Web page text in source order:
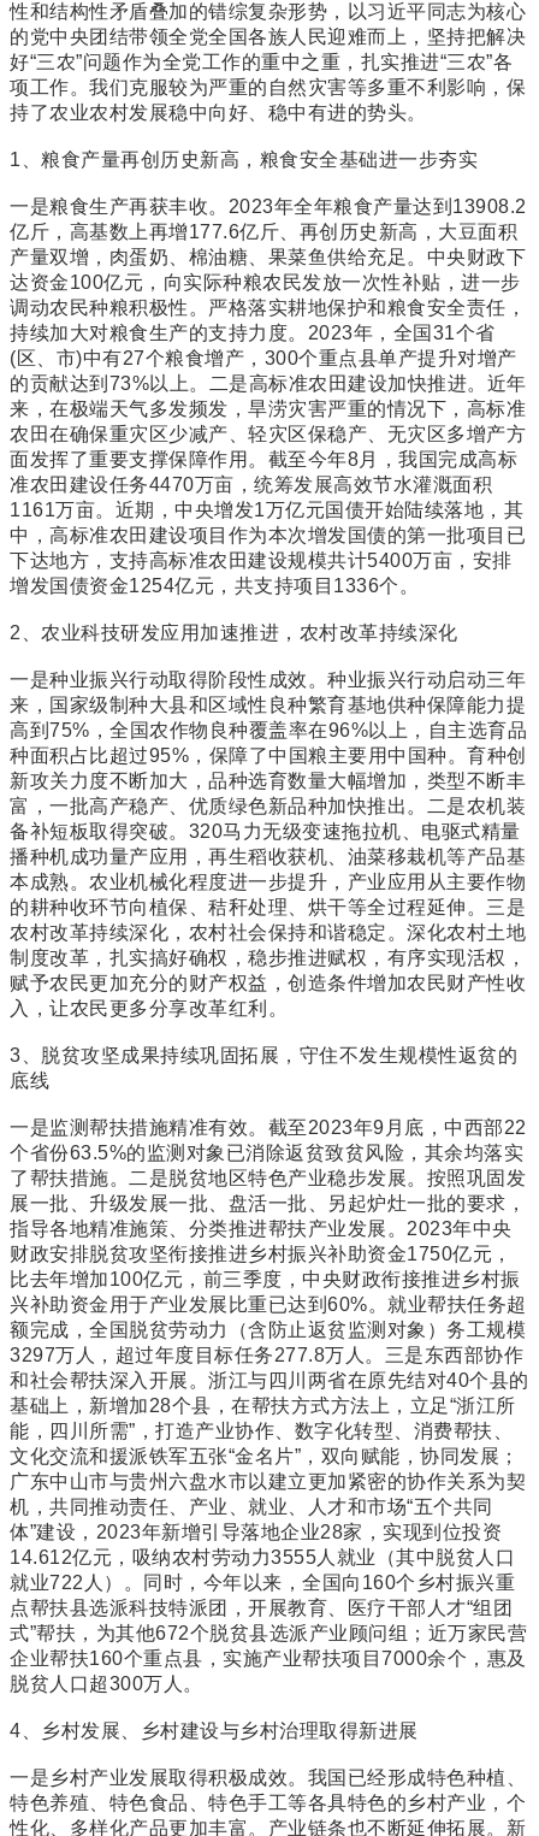
性和结构性矛盾叠加的错综复杂形势，以习近平同志为核心
的党中央团结带领全党全国各族人民迎难而上，坚持把解决
好“三农”问题作为全党工作的重中之重，扎实推进“三农”各
项工作。我们克服较为严重的自然灾害等多重不利影响，保
持了农业农村发展稳中向好、稳中有进的势头。
1、粮食产量再创历史新高，粮食安全基础进一步夯实
一是粮食生产再获丰收。2023年全年粮食产量达到13908.2
亿斤，高基数上再增177.6亿斤、再创历史新高，大豆面积
产量双增，肉蛋奶、棉油糖、果菜鱼供给充足。中央财政下
达资金100亿元，向实际种粮农民发放一次性补贴，进一步
调动农民种粮积极性。严格落实耕地保护和粮食安全责任，
持续加大对粮食生产的支持力度。2023年，全国31个省
(区、市)中有27个粮食增产，300个重点县单产提升对增产
的贡献达到73%以上。二是高标准农田建设加快推进。近年
来，在极端天气多发频发，旱涝灾害严重的情况下，高标准
农田在确保重灾区少减产、轻灾区保稳产、无灾区多增产方
面发挥了重要支撑保障作用。截至今年8月，我国完成高标
准农田建设任务4470万亩，统筹发展高效节水灌溉面积
1161万亩。近期，中央增发1万亿元国债开始陆续落地，其
中，高标准农田建设项目作为本次增发国债的第一批项目已
下达地方，支持高标准农田建设规模共计5400万亩，安排
增发国债资金1254亿元，共支持项目1336个。
2、农业科技研发应用加速推进，农村改革持续深化
一是种业振兴行动取得阶段性成效。种业振兴行动启动三年
来，国家级制种大县和区域性良种繁育基地供种保障能力提
高到75%，全国农作物良种覆盖率在96%以上，自主选育品
种面积占比超过95%，保障了中国粮主要用中国种。育种创
新攻关力度不断加大，品种选育数量大幅增加，类型不断丰
富，一批高产稳产、优质绿色新品种加快推出。二是农机装
备补短板取得突破。320马力无级变速拖拉机、电驱式精量
播种机成功量产应用，再生稻收获机、油菜移栽机等产品基
本成熟。农业机械化程度进一步提升，产业应用从主要作物
的耕种收环节向植保、秸秆处理、烘干等全过程延伸。三是
农村改革持续深化，农村社会保持和谐稳定。深化农村土地
制度改革，扎实搞好确权，稳步推进赋权，有序实现活权，
赋予农民更加充分的财产权益，创造条件增加农民财产性收
入，让农民更多分享改革红利。
3、脱贫攻坚成果持续巩固拓展，守住不发生规模性返贫的
底线
一是监测帮扶措施精准有效。截至2023年9月底，中西部22
个省份63.5%的监测对象已消除返贫致贫风险，其余均落实
了帮扶措施。二是脱贫地区特色产业稳步发展。按照巩固发
展一批、升级发展一批、盘活一批、另起炉灶一批的要求，
指导各地精准施策、分类推进帮扶产业发展。2023年中央
财政安排脱贫攻坚衔接推进乡村振兴补助资金1750亿元，
比去年增加100亿元，前三季度，中央财政衔接推进乡村振
兴补助资金用于产业发展比重已达到60%。就业帮扶任务超
额完成，全国脱贫劳动力（含防止返贫监测对象）务工规模
3297万人，超过年度目标任务277.8万人。三是东西部协作
和社会帮扶深入开展。浙江与四川两省在原先结对40个县的
基础上，新增加28个县，在帮扶方式方法上，立足“浙江所
能，四川所需”，打造产业协作、数字化转型、消费帮扶、
文化交流和援派铁军五张“金名片”，双向赋能，协同发展；
广东中山市与贵州六盘水市以建立更加紧密的协作关系为契
机，共同推动责任、产业、就业、人才和市场“五个共同
体”建设，2023年新增引导落地企业28家，实现到位投资
14.612亿元，吸纳农村劳动力3555人就业（其中脱贫人口
就业722人）。同时，今年以来，全国向160个乡村振兴重
点帮扶县选派科技特派团，开展教育、医疗干部人才“组团
式”帮扶，为其他672个脱贫县选派产业顾问组；近万家民营
企业帮扶160个重点县，实施产业帮扶项目7000余个，惠及
脱贫人口超300万人。
4、乡村发展、乡村建设与乡村治理取得新进展
一是乡村产业发展取得积极成效。我国已经形成特色种植、
特色养殖、特色食品、特色手工等各具特色的乡村产业，个
性化、多样化产品更加丰富。产业链条也不断延伸拓展。新